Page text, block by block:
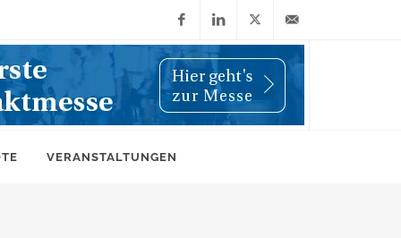
FacebookLinkedIn
X
(Twitter)
info@wiwi-
VERANSTALTUNGEN